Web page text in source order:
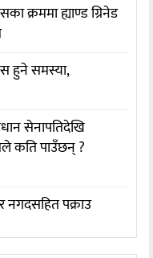
क्रममा ह्याण्ड ग्रिनेड
हुने समस्या,
सेनापतिदेखि
कति पाउँछन् ?
पक्राउ